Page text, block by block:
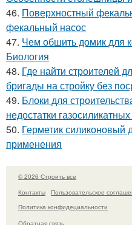
46. Поверхностный
фекальный насос
47. Чем обшить домик для
Биология
48. Где найти строителей
бригады на стройку без
49. Блоки для
недостатки
50. Герметик силиконовый
применения
© 2026 Строить все
Контакты
Пользовательское
Политика конфидециальности
Обратная связь